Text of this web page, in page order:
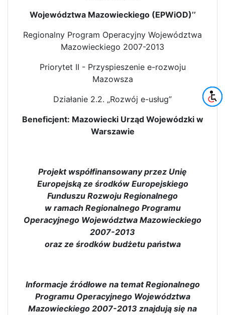
Województwa Mazowieckiego (EPWiOD)’’
Regionalny Program Operacyjny Województwa
Mazowieckiego 2007-2013
Priorytet II - Przyspieszenie e-rozwoju
Mazowsza
Działanie 2.2. „Rozwój e-usług”
Beneficjent: Mazowiecki Urząd Wojewódzki w
Warszawie
Projekt współfinansowany przez Unię
Europejską ze środków Europejskiego
Funduszu Rozwoju Regionalnego
w ramach Regionalnego Programu
Operacyjnego Województwa Mazowieckiego
2007-2013
oraz ze środków budżetu państwa
Informacje źródłowe na temat Regionalnego
Programu Operacyjnego Województwa
Mazowieckiego 2007-2013 znajdują się na